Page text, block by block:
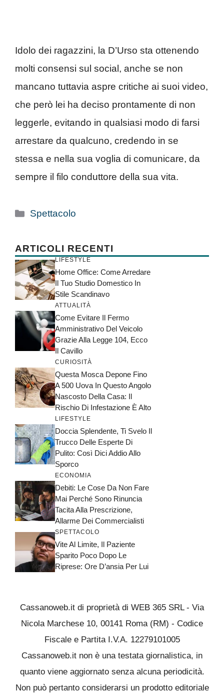
Idolo dei ragazzini, la D’Urso sta ottenendo
molti consensi sul social, anche se non
mancano tuttavia aspre critiche ai suoi video,
che però lei ha deciso prontamente di non
leggerle, evitando in qualsiasi modo di farsi
arrestare da qualcuno, credendo in se
stessa e nella sua voglia di comunicare, da
sempre il filo conduttore della sua vita.
Categorie
Spettacolo
ARTICOLI RECENTI
LIFESTYLE
Home Office: Come Arredare
Il Tuo Studio Domestico In
Stile Scandinavo
ATTUALITÀ
Come Evitare Il Fermo
Amministrativo Del Veicolo
Grazie Alla Legge 104, Ecco
Il Cavillo
CURIOSITÀ
Questa Mosca Depone Fino
A 500 Uova In Questo Angolo
Nascosto Della Casa: Il
Rischio Di Infestazione È Alto
LIFESTYLE
Doccia Splendente, Ti Svelo Il
Trucco Delle Esperte Di
Pulito: Così Dici Addio Allo
Sporco
ECONOMIA
Debiti: Le Cose Da Non Fare
Mai Perché Sono Rinuncia
Tacita Alla Prescrizione,
Allarme Dei Commercialisti
SPETTACOLO
Vite Al Limite, Il Paziente
Sparito Poco Dopo Le
Riprese: Ore D’ansia Per Lui
Cassanoweb.it di proprietà di WEB 365 SRL - Via
Nicola Marchese 10, 00141 Roma (RM) - Codice
Fiscale e Partita I.V.A. 12279101005
Cassanoweb.it non è una testata giornalistica, in
quanto viene aggiornato senza alcuna periodicità.
Non può pertanto considerarsi un prodotto editoriale